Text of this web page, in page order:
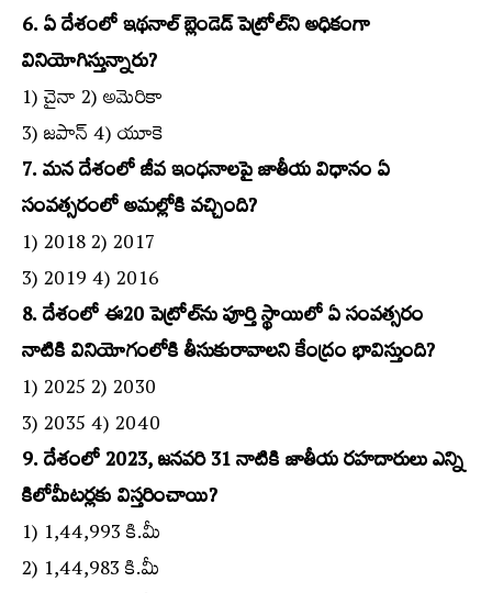
6. ఏ దేశంలో ఇథనాల్‌ బ్లెండెడ్‌ పెట్రోల్‌ని అధికంగా
వినియోగిస్తున్నారు?
1) చైనా 2) అమెరికా
3) జపాన్‌ 4) యూకె
7. మన దేశంలో జీవ ఇంధనాలపై జాతీయ విధానం ఏ
సంవత్సరంలో అమల్లోకి వచ్చింది?
1) 2018 2) 2017
3) 2019 4) 2016
8. దేశంలో ఈ20 పెట్రోల్‌ను పూర్తి స్థాయిలో ఏ సంవత్సరం
నాటికి వినియోగంలోకి తీసుకురావాలని కేంద్రం భావిస్తుంది?
1) 2025 2) 2030
3) 2035 4) 2040
9. దేశంలో 2023, జనవరి 31 నాటికి జాతీయ రహదారులు ఎన్ని
కిలోమీటర్లకు విస్తరించాయి?
1) 1,44,993 కి.మీ
2) 1,44,983 కి.మీ